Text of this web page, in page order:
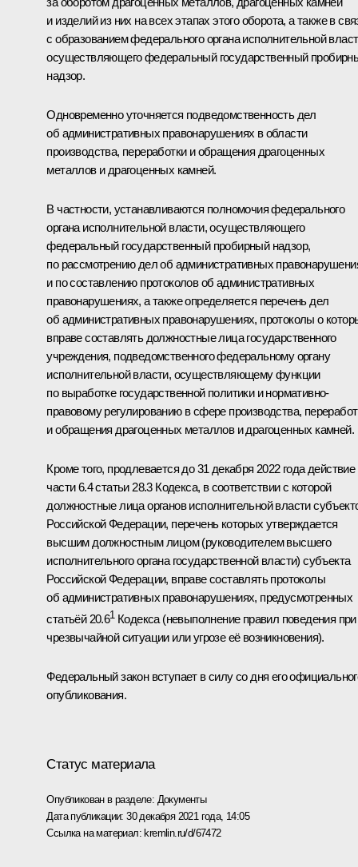
и изделий из них на всех этапах этого оборота, а также в
с образованием федерального органа исполнительной
осуществляющего федеральный государственный
надзор.
Одновременно уточняется подведомственность дел
об административных правонарушениях в области
производства, переработки и обращения драгоценных
металлов и драгоценных камней.
В частности, устанавливаются полномочия федерального
органа исполнительной власти, осуществляющего
федеральный государственный пробирный надзор,
по рассмотрению дел об административных
и по составлению протоколов об административных
правонарушениях, а также определяется перечень дел
об административных правонарушениях, протоколы о
вправе составлять должностные лица государственного
учреждения, подведомственного федеральному органу
исполнительной власти, осуществляющему функции
по выработке государственной политики и нормативно-
правовому регулированию в сфере производства,
и обращения драгоценных металлов и драгоценных камней.
Кроме того, продлевается до 31 декабря 2022 года действие
части 6.4 статьи 28.3 Кодекса, в соответствии с которой
должностные лица органов исполнительной власти
Российской Федерации, перечень которых утверждается
высшим должностным лицом (руководителем высшего
исполнительного органа государственной власти) субъекта
Российской Федерации, вправе составлять протоколы
об административных правонарушениях, предусмотренных
статьёй 20.61Кодекса (невыполнение правил поведения при
чрезвычайной ситуации или угрозе её возникновения).
Федеральный закон вступает в силу со дня его
опубликования.
Статус материала
Опубликован в разделе: Документы
Дата публикации:30 декабря 2021 года, 14:05
Ссылка на материал: kremlin.ru/d/67472